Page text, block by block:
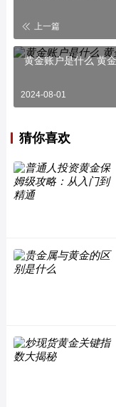
上一篇
黄金账户是什么 黄
2024-08-01
猜你喜欢